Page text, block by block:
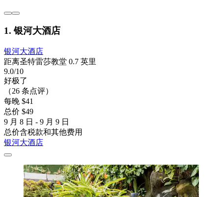
1. 银河大酒店
银河大酒店
距离圣特雷莎教堂 0.7 英里
9.0/10
好极了
（26 条点评）
每晚 $41
总价 $49
9 月 8 日 - 9 月 9 日
总价含税款和其他费用
银河大酒店